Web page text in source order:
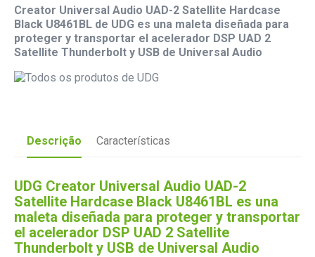
Creator Universal Audio UAD-2 Satellite Hardcase
Black U8461BL de UDG es una maleta diseñada para
proteger y transportar el acelerador DSP UAD 2
Satellite Thunderbolt y USB de Universal Audio
Descrição Características
UDG Creator Universal Audio UAD-2
Satellite Hardcase Black U8461BL es una
maleta diseñada para proteger y transportar
el acelerador DSP UAD 2 Satellite
Thunderbolt y USB de Universal Audio